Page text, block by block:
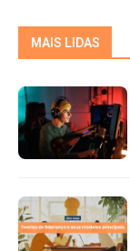
MAIS LIDAS